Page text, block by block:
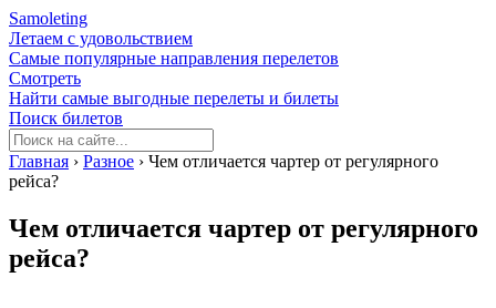
Samoleting
Летаем с удовольствием
Самые популярные направления перелетов
Смотреть
Найти самые выгодные перелеты и билеты
Поиск билетов
Главная › Разное › Чем отличается чартер от регулярного
рейса?
Чем отличается чартер от регулярного
рейса?